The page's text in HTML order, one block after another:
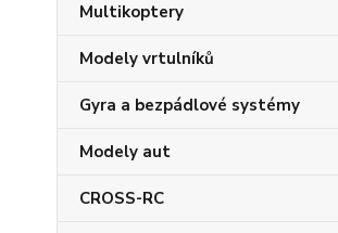
Multikoptery
Modely vrtulníků
Gyra a bezpádlové systémy
Modely aut
CROSS-RC